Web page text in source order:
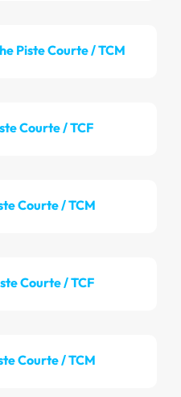
Piste Courte / TCM
Courte / TCF
Courte / TCM
Courte / TCF
Courte / TCM